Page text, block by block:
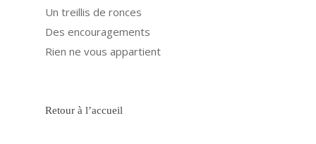
Un treillis de ronces
Des encouragements
Rien ne vous appartient
Retour à l’accueil